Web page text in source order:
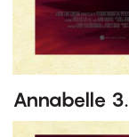
Annabelle 3.